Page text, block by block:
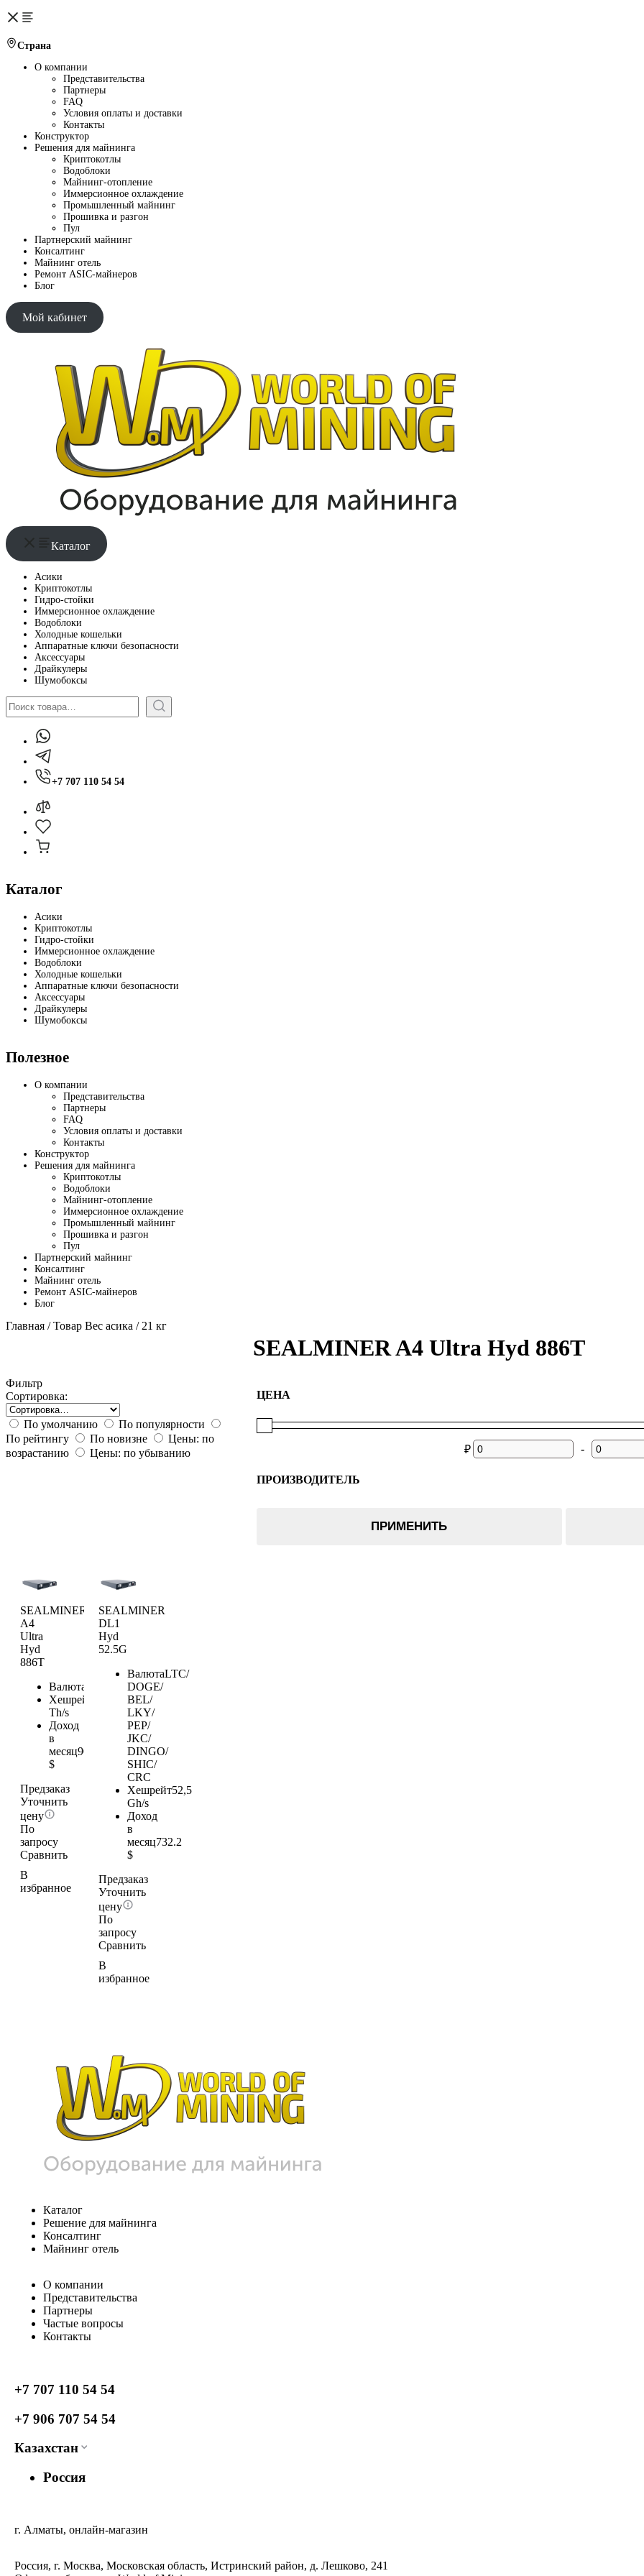
Страна
О компании
Представительства
Партнеры
FAQ
Условия оплаты и доставки
Контакты
Конструктор
Решения для майнинга
Криптокотлы
Водоблоки
Майнинг-отопление
Иммерсионное охлаждение
Промышленный майнинг
Прошивка и разгон
Пул
Партнерский майнинг
Консалтинг
Майнинг отель
Ремонт ASIC-майнеров
Блог
Мой кабинет
Каталог
Асики
Криптокотлы
Гидро-стойки
Иммерсионное охлаждение
Водоблоки
Холодные кошельки
Аппаратные ключи безопасности
Аксессуары
Драйкулеры
Шумобоксы
Поиск
+7 707 110 54 54
Каталог
Асики
Криптокотлы
Гидро-стойки
Иммерсионное охлаждение
Водоблоки
Холодные кошельки
Аппаратные ключи безопасности
Аксессуары
Драйкулеры
Шумобоксы
Полезное
О компании
Представительства
Партнеры
FAQ
Условия оплаты и доставки
Контакты
Конструктор
Решения для майнинга
Криптокотлы
Водоблоки
Майнинг-отопление
Иммерсионное охлаждение
Промышленный майнинг
Прошивка и разгон
Пул
Партнерский майнинг
Консалтинг
Майнинг отель
Ремонт ASIC-майнеров
Блог
Главная / Товар Вес асика / 21 кг
SEALMINER A4 Ultra Hyd 886T
Фильтр
Сортировка:
По умолчанию
По популярности
По рейтингу
По новизне
Цены: по
возрастанию
Цены: по убыванию
ЦЕНА
₽ -
ПРОИЗВОДИТЕЛЬ
ПРИМЕНИТЬ
SEALMINER
A4
Ultra
Hyd
886T
Валюта
Хешрейт
Th/s
Доход
в
месяц903.72
$
Предзаказ
Уточнить
цену
По
запросу
Сравнить
В
избранное
SEALMINER
DL1
Hyd
52.5G
ВалютаLTC/
DOGE/
BEL/
LKY/
PEP/
JKC/
DINGO/
SHIC/
CRC
Хешрейт52,5
Gh/s
Доход
в
месяц732.2
$
Предзаказ
Уточнить
цену
По
запросу
Сравнить
В
избранное
Каталог
Решение для майнинга
Консалтинг
Майнинг отель
О компании
Представительства
Партнеры
Частые вопросы
Контакты
+7 707 110 54 54
+7 906 707 54 54
Казахстан
Россия
г. Алматы, онлайн-магазин
Россия, г. Москва, Московская область, Истринский район, д. Лешково, 241